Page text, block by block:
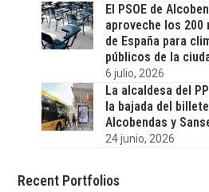
El PSOE de
aproveche los 200
de España para
públicos de la
6 julio, 2026
La alcaldesa del
la bajada del
Alcobendas y
24 junio, 2026
Recent Portfolios